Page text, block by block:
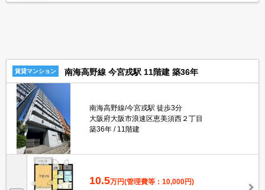
毎日の生活が楽しくなる間取り、1Kのお住まいになっています。
賃貸マンション 南海高野線 今宮戎駅 11階建 築36年
南海高野線/今宮戎駅 徒歩3分
大阪府大阪市浪速区恵美須西２丁目
築36年
11階建
10.5万円(管理費等：10,000円)